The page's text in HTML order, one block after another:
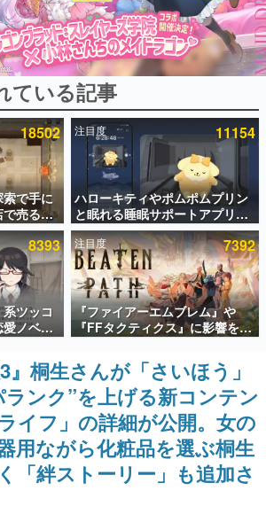
一覧
り記事
数が数千以上！ ページビュー数万以上！ などな
の人々に読まれた、電ファミ渾身の“殿堂入り”記
めました。
の企画書
ムクリエイターの方々に製作時のエピソードをお
ヒットする企画（ゲーム）とは何か？を探ってい
を解いてはいけない。『赫本』は、〈試験問題〉
た短編ホラー小説集です。
に訊く
のデジタルゲーム市場を担う若きクリエイター達
い、彼らのルーツと情熱を探っていきます。
ム世代の作家たち
に多大な影響を受けた作家さんに取材し、ゲームが
ンテンツ産業やカルチャーに与えた影響を探る企
バイルゲーム産業史
バイルゲーム史における主要なトピック・タイト
するほか、開発者へのインタビューや識者による
載。約20年の歴史が一望できる決定版！
ている記事
18502
索で手に
売るゲ
Steam
月2日正
ャンペ
注目度 11154
ハローキティやポムポムプリン
と眠れる睡眠サポートアプリ
『ゆめたび』が配信中。キャラ
ごとのASMRや目覚ましアラー
ムも搭載
8393
系ツッコ
ノベル
ョ』
公開。
重しろ
女子
女子と
注目度 7392
『ファイアーエムブレム』や
『FFタクティクス』に影響を受
けた新作戦略RPG『Beaten
Path』2027年に発売へ。
PC（Steam）、PS5、Xbox、
Switch向けにリリース予定
』桐生さんが「さいほう」
ンク”を上げる新コンテン
イフ」の詳細が公開。女の
用ながら化粧品を選ぶ桐生
「絆ストーリー」も追加さ